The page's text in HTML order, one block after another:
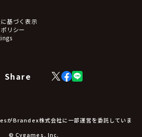
シール・カード
・ポスター
ター
ダー
基づく表示
リシー
Share
X
(Twitter)
Facebook
LINE
がBrandex株式会社に一部運営を委託していま
© Cygames, Inc.